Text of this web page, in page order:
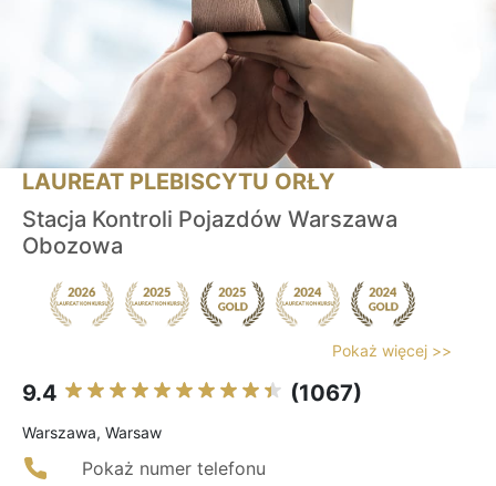
LAUREAT PLEBISCYTU ORŁY
Stacja Kontroli Pojazdów Warszawa
Obozowa
Pokaż więcej >>
9.4 (1067)
Warszawa, Warsaw
Pokaż numer telefonu